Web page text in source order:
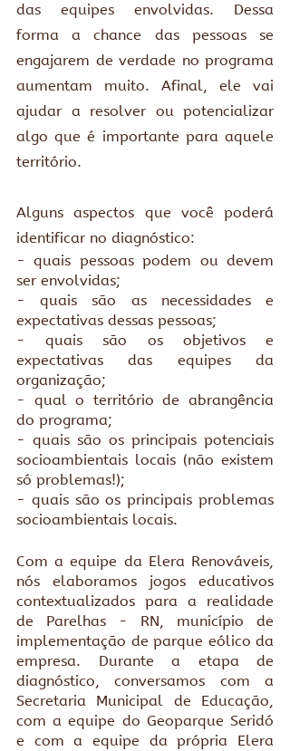
das equipes envolvidas. Dessa
forma a chance das pessoas se
engajarem de verdade no programa
aumentam muito. Afinal, ele vai
ajudar a resolver ou potencializar
algo que é importante para aquele
território.
Alguns aspectos que você poderá
identificar no diagnóstico:
- quais pessoas podem ou devem
ser envolvidas;
- quais são as necessidades e
expectativas dessas pessoas;
- quais são os objetivos e
expectativas das equipes da
organização;
- qual o território de abrangência
do programa;
- quais são os principais potenciais
socioambientais locais (não existem
só problemas!);
- quais são os principais problemas
socioambientais locais.
Com a equipe da Elera Renováveis,
nós elaboramos jogos educativos
contextualizados para a realidade
de Parelhas - RN, município de
implementação de parque eólico da
empresa. Durante a etapa de
diagnóstico, conversamos com a
Secretaria Municipal de Educação,
com a equipe do Geoparque Seridó
e com a equipe da própria Elera